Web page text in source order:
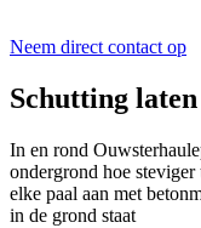
Neem direct contact op
Schutting
In en rond
ondergrond hoe
elke paal aan met
in de grond staat